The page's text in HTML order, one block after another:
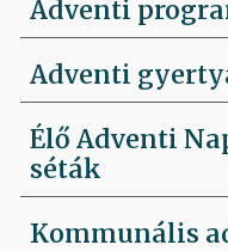
Adventi
Adventi
Élő Adventi
séták
Kommunális